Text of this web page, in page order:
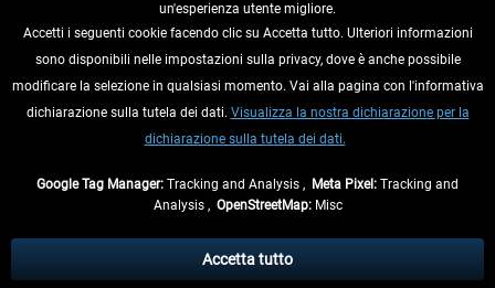
RECEDERE DAL CONTRATTO
INFORMAZIONI
eventualmente le spese di spedizione, se non diversamente descritto.
** Riguarda le spedizioni al di fuori della Germania, i tempi di consegna per le
un'esperienza utente migliore.
Accetti i seguenti cookie facendo clic su Accetta tutto. Ulteriori informazioni
sono disponibili nelle impostazioni sulla privacy, dove è anche possibile
modificare la selezione in qualsiasi momento. Vai alla pagina con l'informativa
dichiarazione sulla tutela dei dati. Visualizza la nostra dichiarazione per la
dichiarazione sulla tutela dei dati.
Google Tag Manager: Tracking and Analysis , Meta Pixel: Tracking and
Analysis , OpenStreetMap:Misc
Accetta tutto